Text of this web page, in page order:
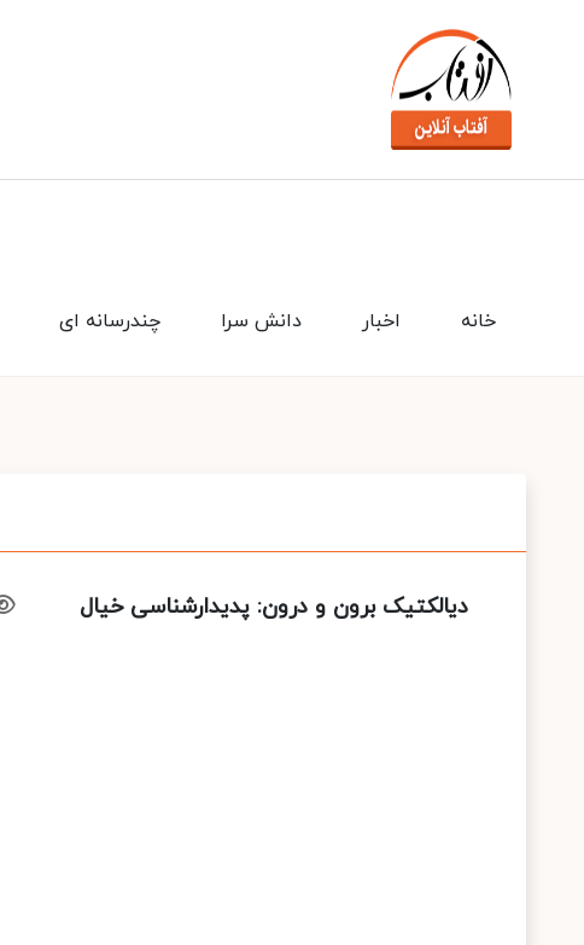
چندرسانه ای دانش سرا اخبار خانه
دیالکتیک برون و درون: پدیدارشناسی خیال